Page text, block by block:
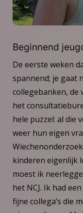
Beginnend
De eerste weken
spannend; je gaat
collegebanken, de
het
hele puzzel: al die
weer hun eigen
kinderen eigenlijk
moest ik
het NCJ. Ik had
fijne collega’s die